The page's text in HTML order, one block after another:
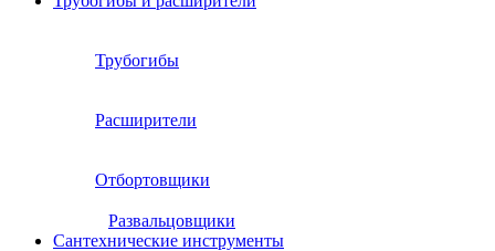
Трубогибы
Расширители
Отбортовщики
Развальцовщики
Сантехнические инcтрументы